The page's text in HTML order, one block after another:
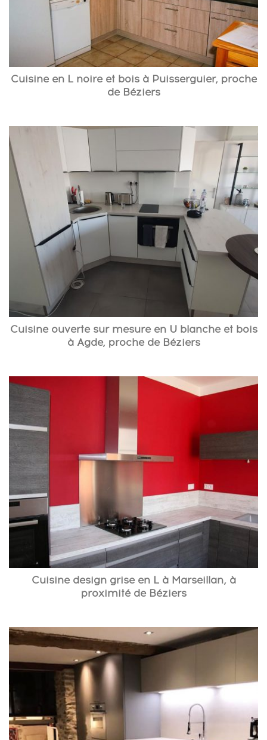
Cuisine en L noire et bois à Puisserguier, proche
de Béziers
Cuisine ouverte sur mesure en U blanche et bois
à Agde, proche de Béziers
Cuisine design grise en L à Marseillan, à
proximité de Béziers